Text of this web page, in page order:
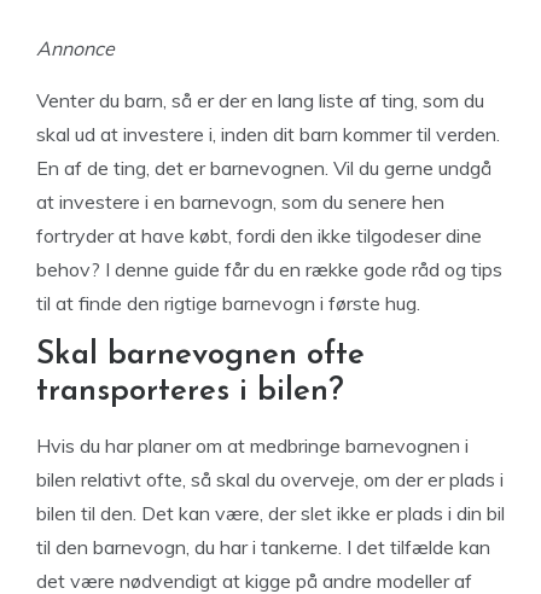
Annonce
Venter du barn, så er der en lang liste af ting, som du
skal ud at investere i, inden dit barn kommer til verden.
En af de ting, det er barnevognen. Vil du gerne undgå
at investere i en barnevogn, som du senere hen
fortryder at have købt, fordi den ikke tilgodeser dine
behov? I denne guide får du en række gode råd og tips
til at finde den rigtige barnevogn i første hug.
Skal barnevognen ofte
transporteres i bilen?
Hvis du har planer om at medbringe barnevognen i
bilen relativt ofte, så skal du overveje, om der er plads i
bilen til den. Det kan være, der slet ikke er plads i din bil
til den barnevogn, du har i tankerne. I det tilfælde kan
det være nødvendigt at kigge på andre modeller af